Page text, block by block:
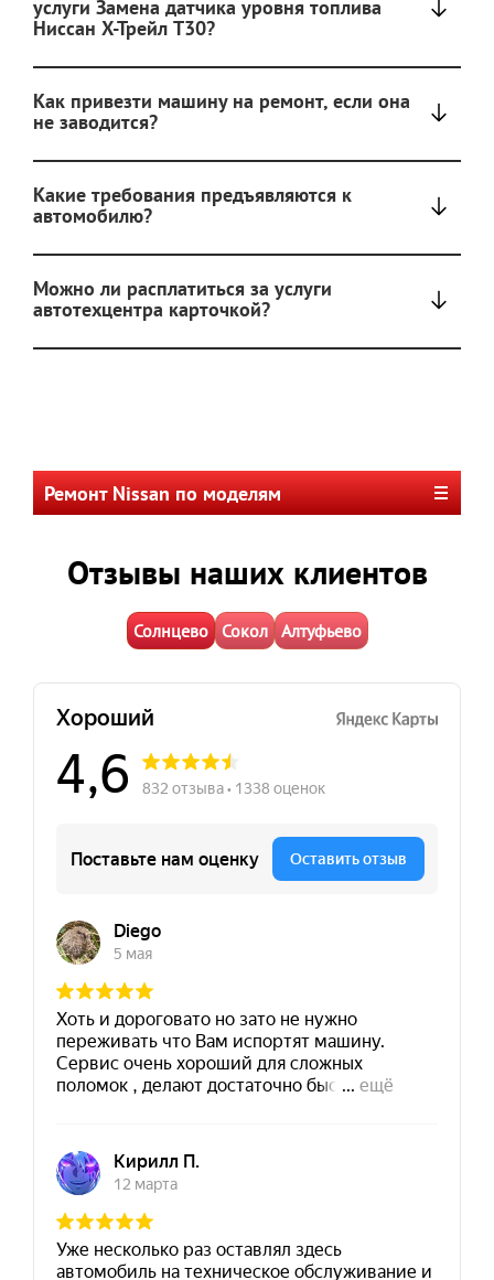
услуги Замена датчика уровня топлива
Ниссан Х-Трейл T30?
Как привезти машину на ремонт, если она
не заводится?
Какие требования предъявляются к
автомобилю?
Можно ли расплатиться за услуги
автотехцентра карточкой?
Ремонт Nissan по моделям
Отзывы наших клиентов
Солнцево Сокол Алтуфьево